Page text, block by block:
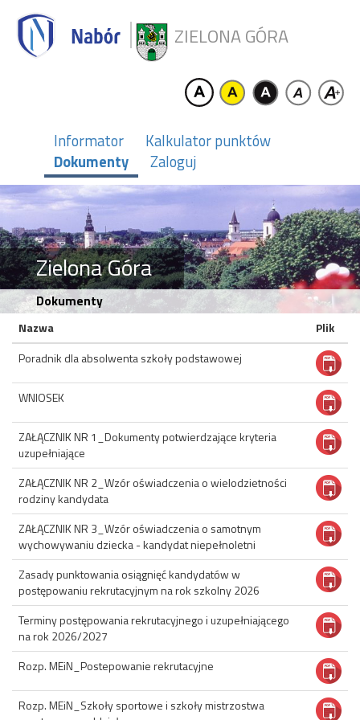
ZIELONA GÓRA
Informator
Kalkulator punktów
Dokumenty
Zaloguj
Zielona Góra
Dokumenty
Nazwa
Plik
Poradnik dla absolwenta szkoły podstawowej
WNIOSEK
ZAŁĄCZNIK NR 1_Dokumenty potwierdzające kryteria
uzupełniające
ZAŁĄCZNIK NR 2_Wzór oświadczenia o wielodzietności
rodziny kandydata
ZAŁĄCZNIK NR 3_Wzór oświadczenia o samotnym
wychowywaniu dziecka - kandydat niepełnoletni
Zasady punktowania osiągnięć kandydatów w
postępowaniu rekrutacyjnym na rok szkolny 2026
Terminy postępowania rekrutacyjnego i uzupełniającego
na rok 2026/2027
Rozp. MEiN_Postepowanie rekrutacyjne
Rozp. MEiN_Szkoły sportowe i szkoły mistrzostwa